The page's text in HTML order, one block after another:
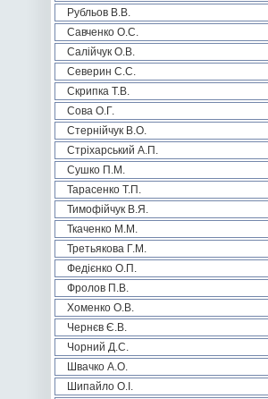
Рубльов В.В.
Савченко О.С.
Салійчук О.В.
Северин С.С.
Скрипка Т.В.
Сова О.Г.
Стернійчук В.О.
Стріхарський А.П.
Сушко П.М.
Тарасенко Т.П.
Тимофійчук В.Я.
Ткаченко М.М.
Третьякова Г.М.
Федієнко О.П.
Фролов П.В.
Хоменко О.В.
Чернєв Є.В.
Чорний Д.С.
Швачко А.О.
Шипайло О.І.